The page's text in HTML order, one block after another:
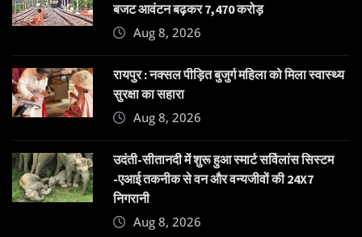
बजट आवंटन बढ़कर 7,470 करोड़
Aug 8, 2026
रायपुर : नक्सल पीड़ित बुजुर्ग महिला को मिला स्वास्थ्य
सुरक्षा का सहारा
Aug 8, 2026
उदंती-सीतानदी में शुरू हुआ स्मार्ट सर्विलांस सिस्टम
-एआई तकनीक से वन और वन्यजीवों की 24X7
निगरानी
Aug 8, 2026